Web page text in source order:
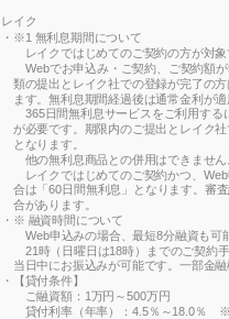
レイク
※1 無利息期間について
レイクではじめてのご契約の方が対象
Webでお申込み・ご契約、ご契約額
類の提出とレイク社での登録が完了の
ます。無利息期間経過後は通常金利が適
365日間無利息サービスをご利用する
が必要です。期限内のご提出とレイク
となります。
他の無利息商品との併用はできません
レイクではじめてのご契約かつ、
合は「60日間無利息」となります。審
合があります。
※ 融資時間について
Web申込みの場合、最短8分融資も可
21時（日曜日は18時）までのご契約
当日中にお振込みが可能です。一部金
【貸付条件】
ご融資額：1万円～500万円
貸付利率（年率）：4.5％～18.0％ ※